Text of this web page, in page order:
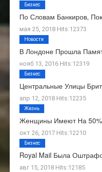
По Словам Банкиров,
мая 25, 2018 Hits:12373
Бизнес
В Лондоне Прошла
нояб 13, 2016 Hits:12319
Новости
Центральные Улицы
апр 12, 2018 Hits:12235
Бизнес
Женщины Имеют На
окт 26, 2017 Hits:12210
Жизнь
Royal Mail Была
авг 15, 2018 Hits:12185
Бизнес